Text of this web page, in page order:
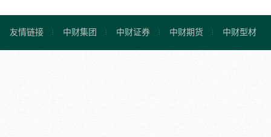
友情链接 中财集团 中财证券 中财期货 中财型材